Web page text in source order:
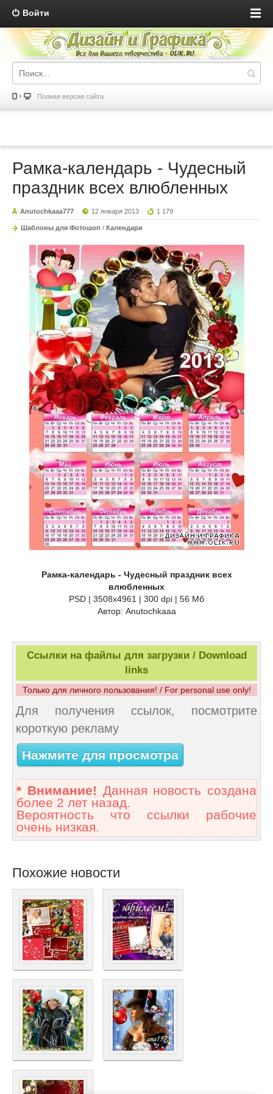
Войти
Полная версия сайта
Рамка-календарь - Чудесный
праздник всех влюбленных
Anutochkaaa777 12 января 2013 1 179
Шаблоны для Фотошоп / Календари
Рамка-календарь - Чудесный праздник всех
влюбленных
PSD | 3508х4961 | 300 dpi | 56 Мб
Автор: Anutochkaaa
Ссылки на файлы для загрузки / Download
links
Только для личного пользования! / For personal use only!
Для получения ссылок, посмотрите
короткую рекламу
Нажмите для просмотра
* Внимание! Данная новость создана
более 2 лет назад.
Вероятность что ссылки рабочие
очень низкая.
Похожие новости